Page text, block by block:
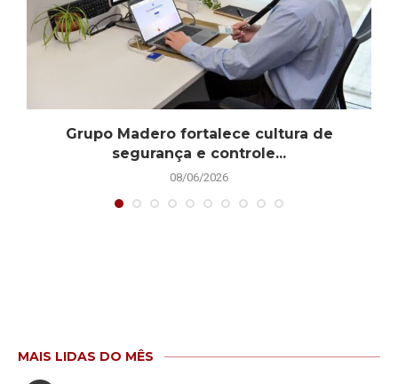
Grupo Madero fortalece cultura de
segurança e controle...
08/06/2026
MAIS LIDAS DO MÊS